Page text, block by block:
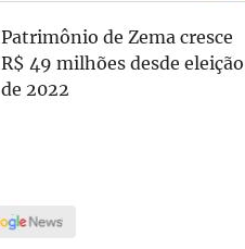
Patrimônio de Zema cresce
R$ 49 milhões desde eleição
de 2022